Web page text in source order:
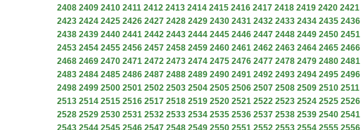
2408 2409 2410 2411 2412 2413 2414 2415 2416 2417 2418 2419 2420 2421
2423 2424 2425 2426 2427 2428 2429 2430 2431 2432 2433 2434 2435 2436
2438 2439 2440 2441 2442 2443 2444 2445 2446 2447 2448 2449 2450 2451
2453 2454 2455 2456 2457 2458 2459 2460 2461 2462 2463 2464 2465 2466
2468 2469 2470 2471 2472 2473 2474 2475 2476 2477 2478 2479 2480 2481
2483 2484 2485 2486 2487 2488 2489 2490 2491 2492 2493 2494 2495 2496
2498 2499 2500 2501 2502 2503 2504 2505 2506 2507 2508 2509 2510 2511
2513 2514 2515 2516 2517 2518 2519 2520 2521 2522 2523 2524 2525 2526
2528 2529 2530 2531 2532 2533 2534 2535 2536 2537 2538 2539 2540 2541
2543 2544 2545 2546 2547 2548 2549 2550 2551 2552 2553 2554 2555 2556